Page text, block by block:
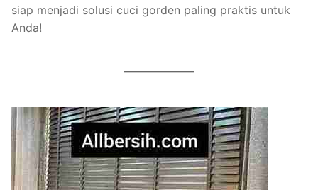
siap menjadi solusi cuci gorden paling praktis untuk
Anda!